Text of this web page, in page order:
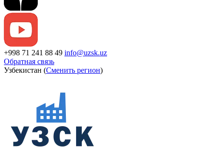
+998 71 241 88 49 info@uzsk.uz
Обратная связь
Узбекистан (Сменить регион)